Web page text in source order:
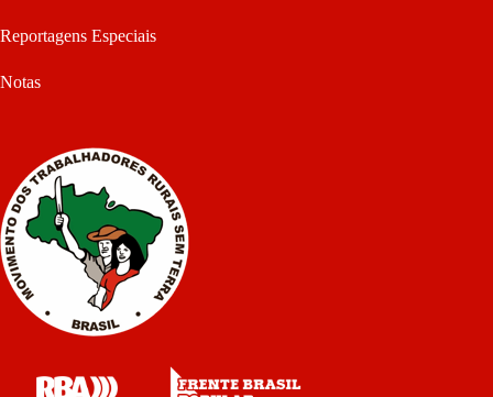
Reportagens Especiais
Notas